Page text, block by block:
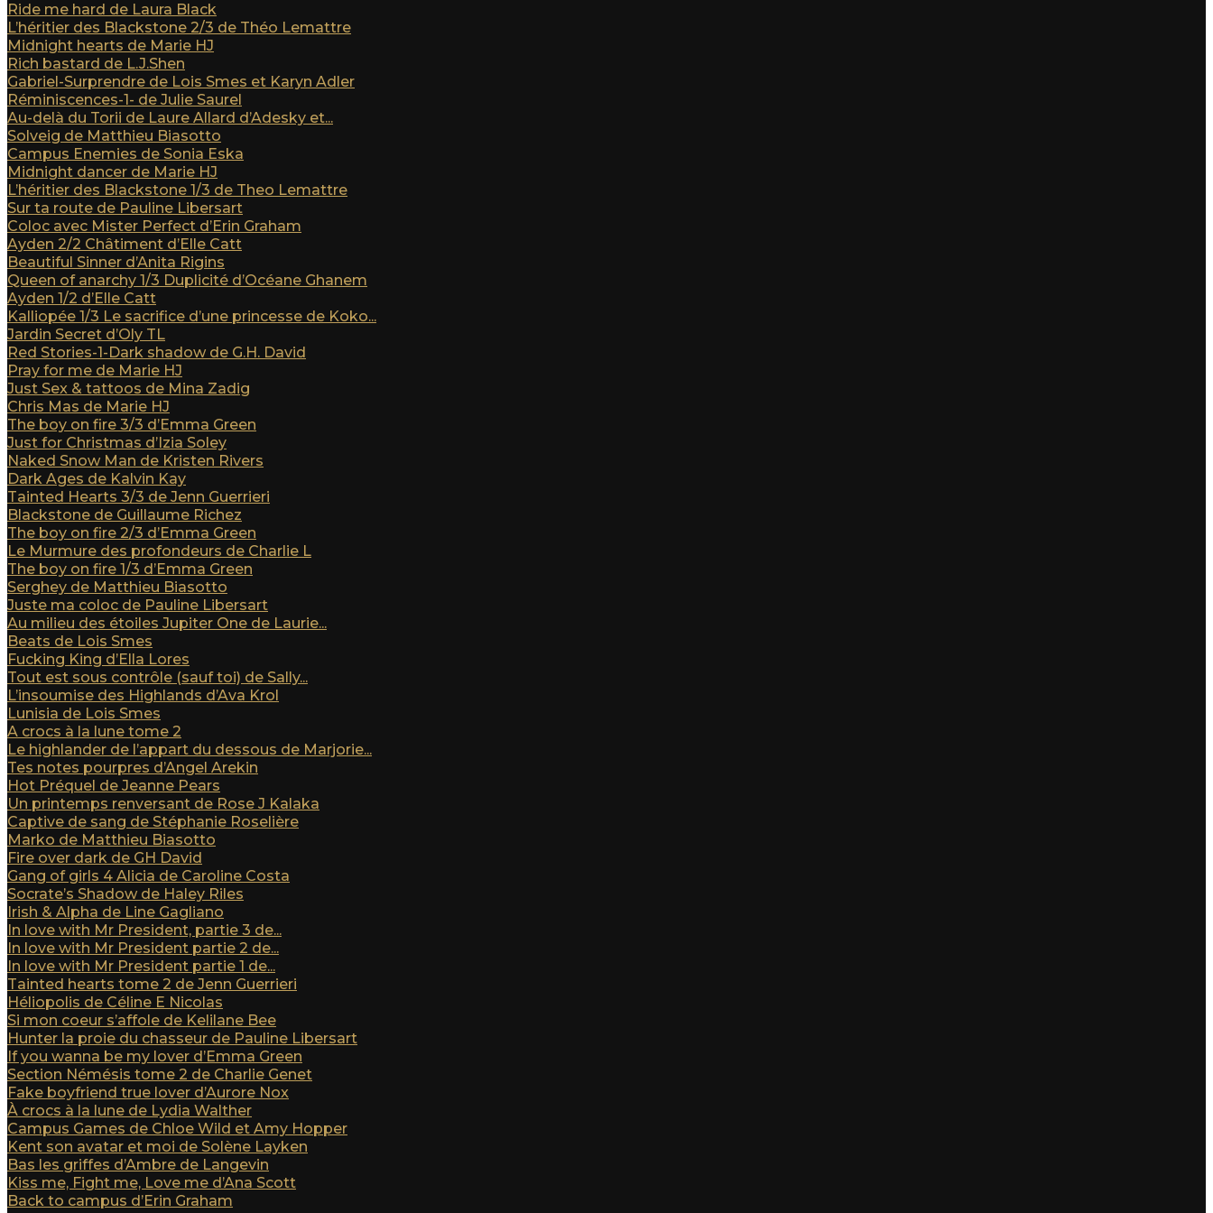
Ride me hard de Laura Black
L’héritier des Blackstone 2/3 de Théo Lemattre
Midnight hearts de Marie HJ
Rich bastard de L.J.Shen
Gabriel-Surprendre de Lois Smes et Karyn Adler
Réminiscences-1- de Julie Saurel
Au-delà du Torii de Laure Allard d’Adesky et...
Solveig de Matthieu Biasotto
Campus Enemies de Sonia Eska
Midnight dancer de Marie HJ
L’héritier des Blackstone 1/3 de Theo Lemattre
Sur ta route de Pauline Libersart
Coloc avec Mister Perfect d’Erin Graham
Ayden 2/2 Châtiment d’Elle Catt
Beautiful Sinner d’Anita Rigins
Queen of anarchy 1/3 Duplicité d’Océane Ghanem
Ayden 1/2 d’Elle Catt
Kalliopée 1/3 Le sacrifice d’une princesse de Koko...
Jardin Secret d’Oly TL
Red Stories-1-Dark shadow de G.H. David
Pray for me de Marie HJ
Just Sex & tattoos de Mina Zadig
Chris Mas de Marie HJ
The boy on fire 3/3 d’Emma Green
Just for Christmas d’Izia Soley
Naked Snow Man de Kristen Rivers
Dark Ages de Kalvin Kay
Tainted Hearts 3/3 de Jenn Guerrieri
Blackstone de Guillaume Richez
The boy on fire 2/3 d’Emma Green
Le Murmure des profondeurs de Charlie L
The boy on fire 1/3 d’Emma Green
Serghey de Matthieu Biasotto
Juste ma coloc de Pauline Libersart
Au milieu des étoiles Jupiter One de Laurie...
Beats de Lois Smes
Fucking King d’Ella Lores
Tout est sous contrôle (sauf toi) de Sally...
L’insoumise des Highlands d’Ava Krol
Lunisia de Lois Smes
A crocs à la lune tome 2
Le highlander de l’appart du dessous de Marjorie...
Tes notes pourpres d’Angel Arekin
Hot Préquel de Jeanne Pears
Un printemps renversant de Rose J Kalaka
Captive de sang de Stéphanie Roselière
Marko de Matthieu Biasotto
Fire over dark de GH David
Gang of girls 4 Alicia de Caroline Costa
Socrate’s Shadow de Haley Riles
Irish & Alpha de Line Gagliano
In love with Mr President, partie 3 de...
In love with Mr President partie 2 de...
In love with Mr President partie 1 de...
Tainted hearts tome 2 de Jenn Guerrieri
Héliopolis de Céline E Nicolas
Si mon coeur s’affole de Kelilane Bee
Hunter la proie du chasseur de Pauline Libersart
If you wanna be my lover d’Emma Green
Section Némésis tome 2 de Charlie Genet
Fake boyfriend true lover d’Aurore Nox
À crocs à la lune de Lydia Walther
Campus Games de Chloe Wild et Amy Hopper
Kent son avatar et moi de Solène Layken
Bas les griffes d’Ambre de Langevin
Kiss me, Fight me, Love me d’Ana Scott
Back to campus d’Erin Graham